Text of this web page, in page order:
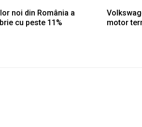
noi din România a
cu peste 11%
motor